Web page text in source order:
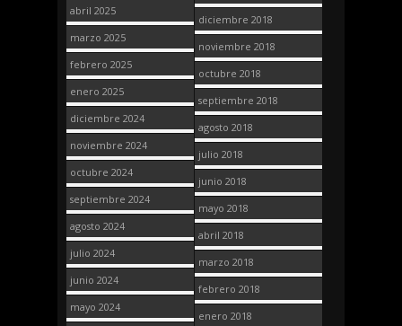
abril 2025
marzo 2025
febrero 2025
enero 2025
diciembre 2024
noviembre 2024
octubre 2024
septiembre 2024
agosto 2024
julio 2024
junio 2024
mayo 2024
diciembre 2018
noviembre 2018
octubre 2018
septiembre 2018
agosto 2018
julio 2018
junio 2018
mayo 2018
abril 2018
marzo 2018
febrero 2018
enero 2018